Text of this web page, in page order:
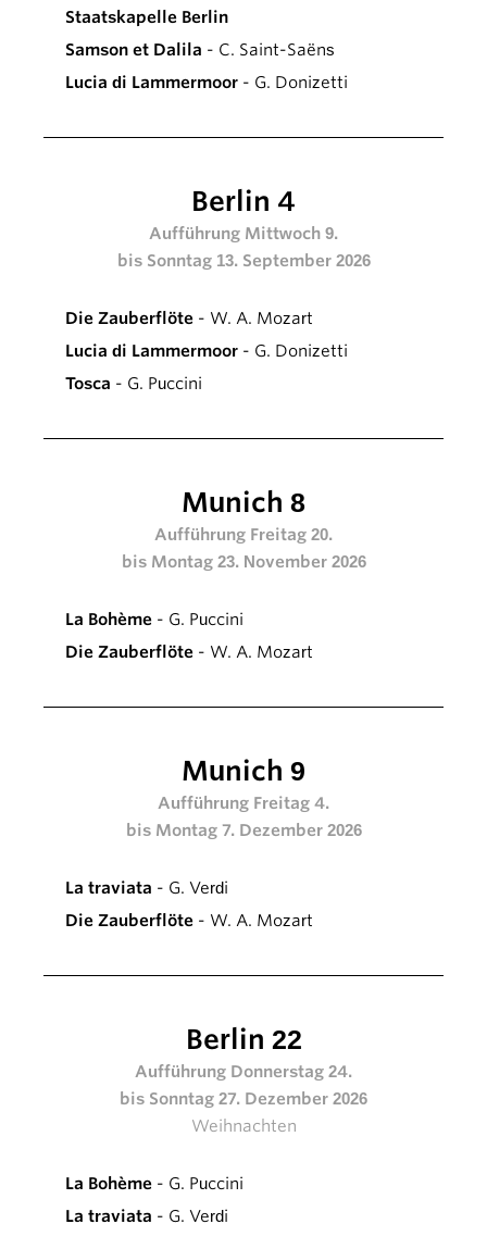
Staatskapelle Berlin
Samson et Dalila - C. Saint-Saëns
Lucia di Lammermoor - G. Donizetti
Berlin 4
Aufführung Mittwoch 9.
bis Sonntag 13. September 2026
Die Zauberflöte - W. A. Mozart
Lucia di Lammermoor - G. Donizetti
Tosca - G. Puccini
Munich 8
Aufführung Freitag 20.
bis Montag 23. November 2026
La Bohème - G. Puccini
Die Zauberflöte - W. A. Mozart
Munich 9
Aufführung Freitag 4.
bis Montag 7. Dezember 2026
La traviata - G. Verdi
Die Zauberflöte - W. A. Mozart
Berlin 22
Aufführung Donnerstag 24.
bis Sonntag 27. Dezember 2026
Weihnachten
La Bohème - G. Puccini
La traviata - G. Verdi